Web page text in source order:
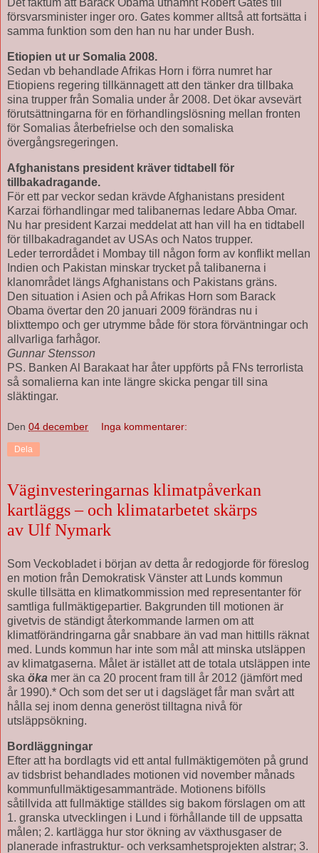
försvarsminister inger oro. Gates kommer alltså att fortsätta i
samma funktion som den han nu har under Bush.
Etiopien ut ur Somalia 2008.
Sedan vb behandlade Afrikas Horn i förra numret har
Etiopiens regering tillkännagett att den tänker dra tillbaka
sina trupper från Somalia under år 2008. Det ökar avsevärt
förutsättningarna för en förhandlingslösning mellan fronten
för Somalias återbefrielse och den somaliska
övergångsregeringen.
Afghanistans president kräver tidtabell för
tillbakadragande.
För ett par veckor sedan krävde Afghanistans president
Karzai förhandlingar med talibanernas ledare Abba Omar.
Nu har president Karzai meddelat att han vill ha en tidtabell
för tillbakadragandet av USAs och Natos trupper.
Leder terrordådet i Mombay till någon form av konflikt mellan
Indien och Pakistan minskar trycket på talibanerna i
klanområdet längs Afghanistans och Pakistans gräns.
Den situation i Asien och på Afrikas Horn som Barack
Obama övertar den 20 januari 2009 förändras nu i
blixttempo och ger utrymme både för stora förväntningar och
allvarliga farhågor.
Gunnar Stensson
PS. Banken Al Barakaat har åter uppförts på FNs terrorlista
så somalierna kan inte längre skicka pengar till sina
släktingar.
Den 04 december Inga kommentarer:
Dela
Väginvesteringarnas klimatpåverkan
kartläggs – och klimatarbetet skärps
av Ulf Nymark
Som Veckobladet i början av detta år redogjorde för föreslog
en motion från Demokratisk Vänster att Lunds kommun
skulle tillsätta en klimatkommission med representanter för
samtliga fullmäktigepartier. Bakgrunden till motionen är
givetvis de ständigt återkommande larmen om att
klimatförändringarna går snabbare än vad man hittills räknat
med. Lunds kommun har inte som mål att minska utsläppen
av klimatgaserna. Målet är istället att de totala utsläppen inte
ska öka mer än ca 20 procent fram till år 2012 (jämfört med
år 1990).* Och som det ser ut i dagsläget får man svårt att
hålla sej inom denna generöst tilltagna nivå för
utsläppsökning.
Bordläggningar
Efter att ha bordlagts vid ett antal fullmäktigemöten på grund
av tidsbrist behandlades motionen vid november månads
kommunfullmäktigesammanträde. Motionens bifölls
såtillvida att fullmäktige ställdes sig bakom förslagen om att
1. granska utvecklingen i Lund i förhållande till de uppsatta
målen; 2. kartlägga hur stor ökning av växthusgaser de
planerade infrastruktur- och verksamhetsprojekten alstrar; 3.